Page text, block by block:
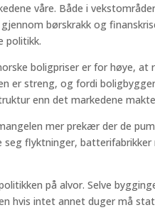
våre. Både i
gjennom børskrakk og
politikk.
boligpriser er for høye, at
er streng, og fordi
enn det markedene
mer prekær der de
flyktninger,
på alvor. Selve
hvis intet annet duger må